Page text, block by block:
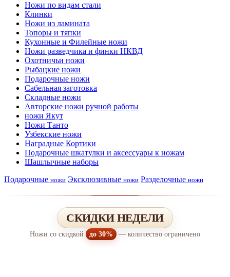
Ножи по видам стали
Клинки
Ножи из ламината
Топоры и тяпки
Кухонные и Филейные ножи
Ножи разведчика и финки НКВД
Охотничьи ножи
Рыбацкие ножи
Подарочные ножи
Сабельная заготовка
Складные ножи
Авторские ножи ручной работы
ножи Якут
Ножи Танто
Узбекские ножи
Наградные Кортики
Подарочные шкатулки и аксессуары к ножам
Шашлычные наборы
Подарочные ножи Эксклюзивные ножи Разделочные ножи
СКИДКИ НЕДЕЛИ
Ножи со скидкой до 30% — количество ограничено